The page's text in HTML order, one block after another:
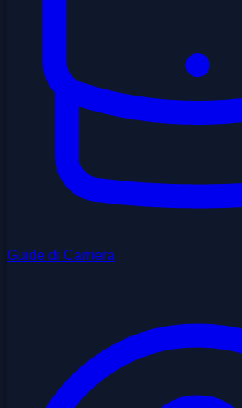
Guide di Carriera